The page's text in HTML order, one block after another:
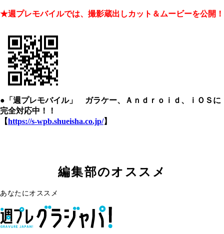
★週プレモバイルでは、撮影蔵出しカット＆ムービーを公開！
●「週プレモバイル」 ガラケー、Ａｎｄｒｏｉｄ、ｉＯＳに
完全対応中！！
【https://s-wpb.shueisha.co.jp/】
編集部のオススメ
あなたにオススメ